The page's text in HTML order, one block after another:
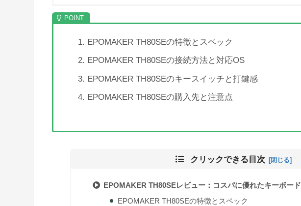
EPOMAKER TH80SEの特徴とスペック
EPOMAKER TH80SEの接続方法と対応OS
EPOMAKER TH80SEのキースイッチと打鍵感
EPOMAKER TH80SEの購入先と注意点
クリックできる目次
EPOMAKER TH80SEレビュー：コスパに優れたキーボード
EPOMAKER TH80SEの特徴とスペック